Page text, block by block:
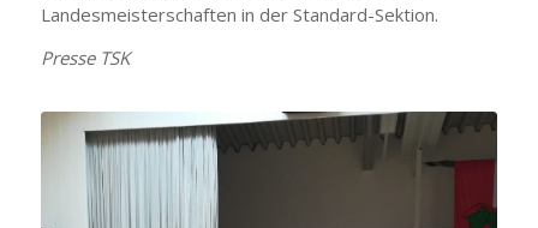
Landesmeisterschaften in der Standard-Sektion.
Presse TSK